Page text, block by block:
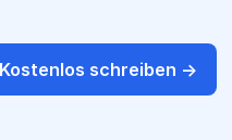
Kostenlos schreiben →